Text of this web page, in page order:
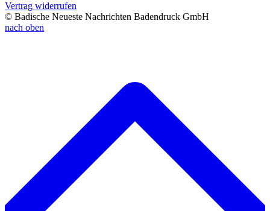
Vertrag widerrufen
© Badische Neueste Nachrichten Badendruck GmbH
nach oben